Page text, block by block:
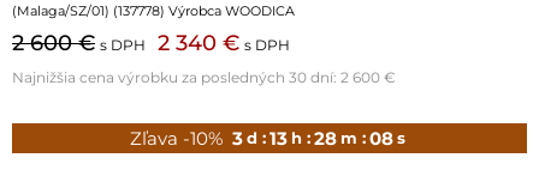
(Malaga/SZ/01) (137778) Výrobca WOODICA
2 600 € s DPH 2 340 € s DPH
Najnižšia cena výrobku za posledných 30 dní: 2 600 €
Zľava -10% 3d :13 h :28 m :07 s